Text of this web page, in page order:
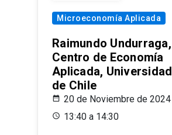
Microeconomía Aplicada
Raimundo Undurraga,
Centro de Economía
Aplicada, Universidad
de Chile
20 de Noviembre de 2024
13:40 a 14:30